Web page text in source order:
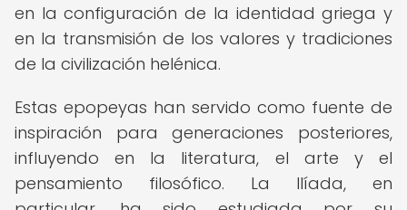
en la configuración de la identidad griega y
en la transmisión de los valores y tradiciones
de la civilización helénica.
Estas epopeyas han servido como fuente de
inspiración para generaciones posteriores,
influyendo en la literatura, el arte y el
pensamiento filosófico. La Ilíada, en